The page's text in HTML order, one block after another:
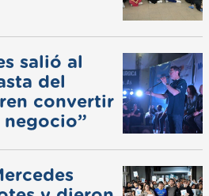
salió al
del
convertir
negocio”